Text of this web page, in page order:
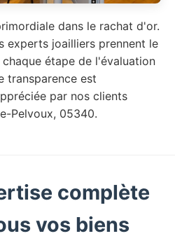
dans le rachat d'or.
experts joailliers prennent le
étape de l'évaluation
transparence est
par nos clients
Pelvoux, 05340.
complète
vos biens